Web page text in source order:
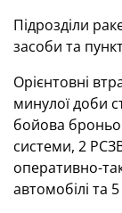
Підрозділи
засоби та
Орієнтовні
минулої доби
бойова
системи, 2
оперативно-
автомобілі та